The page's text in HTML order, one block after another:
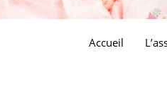
Accueil